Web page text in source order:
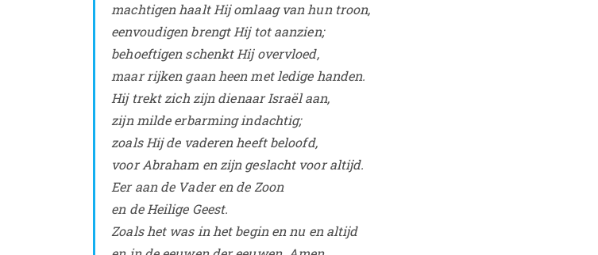
machtigen haalt Hij omlaag van hun troon,
eenvoudigen brengt Hij tot aanzien;
behoeftigen schenkt Hij overvloed,
maar rijken gaan heen met ledige handen.
Hij trekt zich zijn dienaar Israël aan,
zijn milde erbarming indachtig;
zoals Hij de vaderen heeft beloofd,
voor Abraham en zijn geslacht voor altijd.
Eer aan de Vader en de Zoon
en de Heilige Geest.
Zoals het was in het begin en nu en altijd